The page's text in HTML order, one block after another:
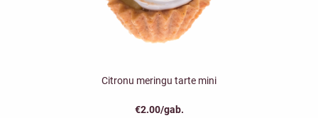
Citronu meringu tarte mini
€2.00/gab.